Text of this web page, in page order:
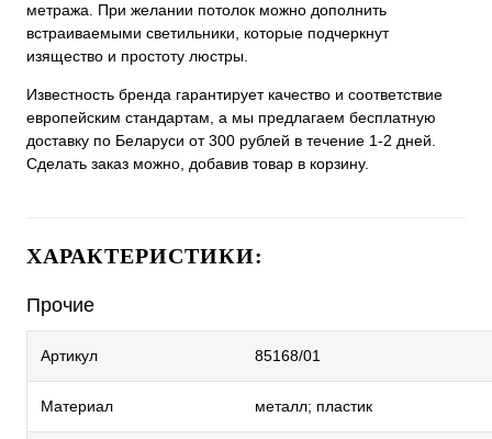
метража. При желании потолок можно дополнить
встраиваемыми светильники, которые подчеркнут
изящество и простоту люстры.
Известность бренда гарантирует качество и соответствие
европейским стандартам, а мы предлагаем бесплатную
доставку по Беларуси от 300 рублей в течение 1-2 дней.
Сделать заказ можно, добавив товар в корзину.
ХАРАКТЕРИСТИКИ:
Прочие
Артикул 85168/01
Материал металл; пластик